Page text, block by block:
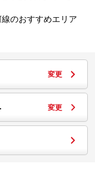
のおすすめエリア
変更
変更